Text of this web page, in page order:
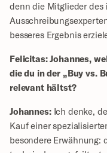
denn die Mitglieder des
besseres Ergebnis
Felicitas: Johannes,
die du in der „Buy vs.
relevant hältst?
Johannes: Ich denke,
Kauf einer
besondere Erwähnung: